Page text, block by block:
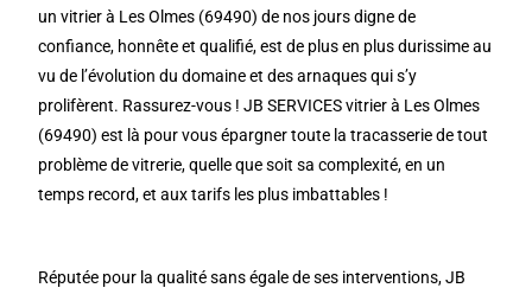
un vitrier à Les Olmes (69490) de nos jours digne de
confiance, honnête et qualifié, est de plus en plus durissime au
vu de l’évolution du domaine et des arnaques qui s’y
prolifèrent. Rassurez-vous ! JB SERVICES vitrier à Les Olmes
(69490) est là pour vous épargner toute la tracasserie de tout
problème de vitrerie, quelle que soit sa complexité, en un
temps record, et aux tarifs les plus imbattables !
Réputée pour la qualité sans égale de ses interventions, JB